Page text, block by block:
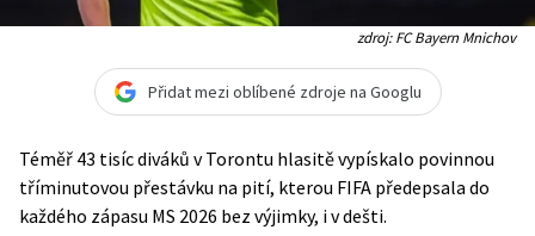
zdroj: FC Bayern Mnichov
Přidat mezi oblíbené zdroje na Googlu
Téměř 43 tisíc diváků v Torontu hlasitě vypískalo povinnou
tříminutovou přestávku na pití, kterou FIFA předepsala do
každého zápasu MS 2026 bez výjimky, i v dešti.